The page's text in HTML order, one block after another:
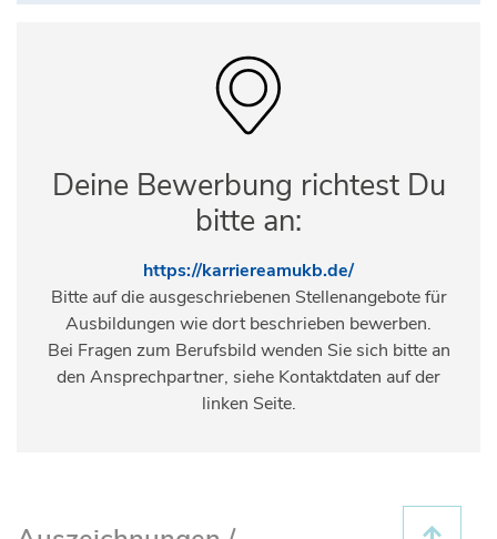
Deine Bewerbung richtest Du
bitte an:
https://karriereamukb.de/
Bitte auf die ausgeschriebenen Stellenangebote für
Ausbildungen wie dort beschrieben bewerben.
Bei Fragen zum Berufsbild wenden Sie sich bitte an
den Ansprechpartner, siehe Kontaktdaten auf der
linken Seite.